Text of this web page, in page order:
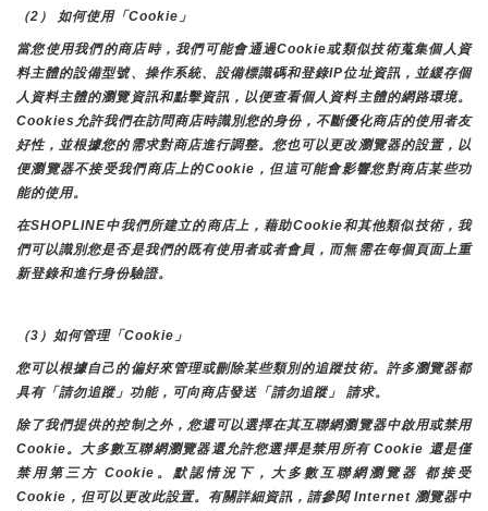
（2） 如何使用「Cookie」
當您使用我們的商店時，我們可能會通過Cookie或類似技術蒐集個人資
料主體的設備型號、操作系統、設備標識碼和登錄IP位址資訊，並緩存個
人資料主體的瀏覽資訊和點擊資訊，以便查看個人資料主體的網路環境。
Cookies允許我們在訪問商店時識別您的身份，不斷優化商店的使用者友
好性，並根據您的需求對商店進行調整。您也可以更改瀏覽器的設置，以
便瀏覽器不接受我們商店上的Cookie，但這可能會影響您對商店某些功
能的使用。
在SHOPLINE中我們所建立的商店上，藉助Cookie和其他類似技術，我
們可以識別您是否是我們的既有使用者或者會員，而無需在每個頁面上重
新登錄和進行身份驗證。
（3）如何管理「Cookie」
您可以根據自己的偏好來管理或刪除某些類別的追蹤技術。許多瀏覽器都
具有「請勿追蹤」功能，可向商店發送「請勿追蹤」 請求。
除了我們提供的控制之外，您還可以選擇在其互聯網瀏覽器中啟用或禁用
Cookie。大多數互聯網瀏覽器還允許您選擇是禁用所有 Cookie 還是僅
禁用第三方 Cookie。默認情況下，大多數互聯網瀏覽器 都接受
Cookie，但可以更改此設置。有關詳細資訊，請參閱 Internet 瀏覽器中